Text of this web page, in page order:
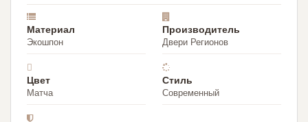
Материал
Экошпон
Производитель
Двери Регионов
Цвет
Матча
Стиль
Современный